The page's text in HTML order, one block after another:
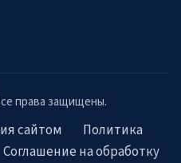
права защищены.
сайтом
Политика
Соглашение на обработку